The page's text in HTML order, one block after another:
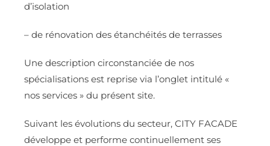
d’isolation
– de rénovation des étanchéités de terrasses
Une description circonstanciée de nos
spécialisations est reprise via l’onglet intitulé «
nos services » du présent site.
Suivant les évolutions du secteur, CITY FACADE
développe et performe continuellement ses